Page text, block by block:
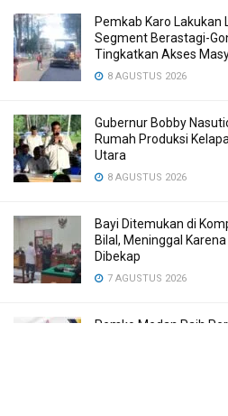
Pemkab Karo Lakukan
Segment Berastagi-
Tingkatkan Akses
8 AGUSTUS 2026
Gubernur Bobby
Rumah Produksi
Utara
8 AGUSTUS 2026
Bayi Ditemukan di
Bilal, Meninggal
Dibekap
7 AGUSTUS 2026
Pemko Medan Raih